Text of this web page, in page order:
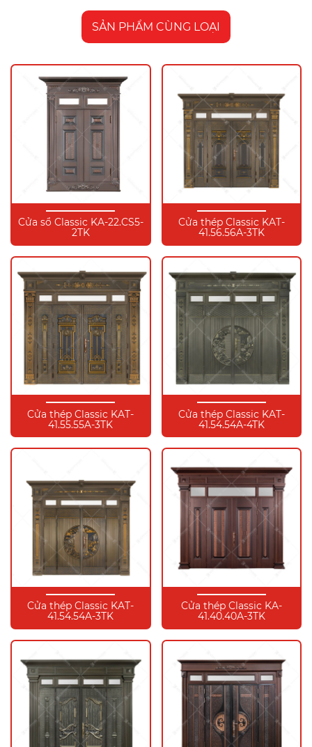
SẢN PHẨM CÙNG LOẠI
Cửa sổ Classic KA-22.CS5-
2TK
Cửa thép Classic KAT-
41.56.56A-3TK
Cửa thép Classic KAT-
41.55.55A-3TK
Cửa thép Classic KAT-
41.54.54A-4TK
Cửa thép Classic KAT-
41.54.54A-3TK
Cửa thép Classic KA-
41.40.40A-3TK